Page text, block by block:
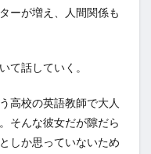
ーが増え、人間関係も
て話していく。
高校の英語教師で大人
そんな彼女だが隙だら
しか思っていないため